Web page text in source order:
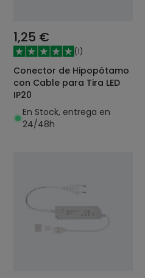
1,25 €
(1)
Conector de Hipopótamo
con Cable para Tira LED
IP20
En Stock, entrega en
24/48h